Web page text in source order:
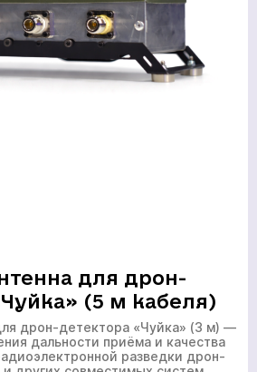
для дрон-
(5 м кабеля)
дрон-детектора «Чуйка» (3 м) —
дальности приёма и качества
разведки дрон-